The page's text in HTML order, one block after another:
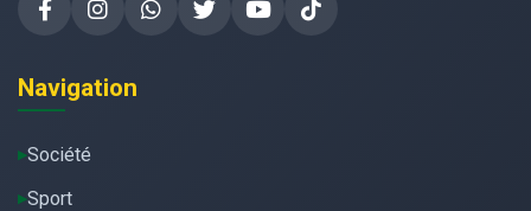
Navigation
Société
Sport